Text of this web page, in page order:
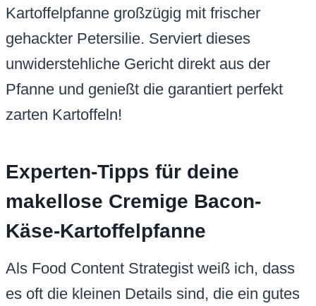
Kartoffelpfanne großzügig mit frischer
gehackter Petersilie. Serviert dieses
unwiderstehliche Gericht direkt aus der
Pfanne und genießt die garantiert perfekt
zarten Kartoffeln!
Experten-Tipps für deine
makellose Cremige Bacon-
Käse-Kartoffelpfanne
Als Food Content Strategist weiß ich, dass
es oft die kleinen Details sind, die ein gutes